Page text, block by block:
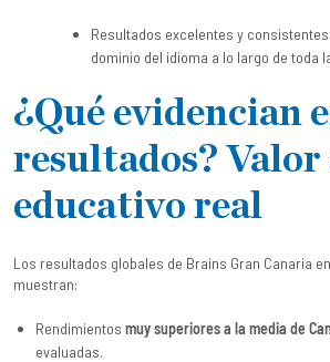
Resultados excelentes y
dominio del idioma a lo largo de toda
¿Qué evidencian
resultados? Valor
educativo real
Los resultados globales de Brains Gran Canaria
muestran:
Rendimientos muy superiores a la media de
evaluadas.